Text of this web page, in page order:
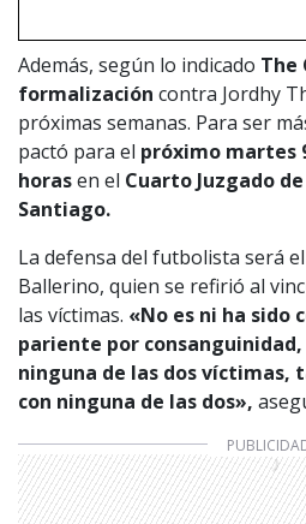
Además, según lo indicado The
formalización contra Jordhy
próximas semanas. Para ser
pactó para el próximo martes
horasen el Cuarto Juzgado
Santiago.
La defensa del futbolista será
Ballerino, quien se refirió al
las víctimas. «No es ni ha sido
pariente por
ninguna de las dos víctimas,
con ninguna de las dos»,